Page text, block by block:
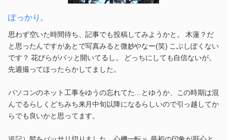
ぽっかり。
思わず空いた時間待ち、記事でも投稿してみようかと。 木蓮？だ
と思ったんですがあとで写真みると微妙やなー(笑) こぶしぽくない
です？ 花びらがパッと開いてるし。 どっちにしても自信ないが。
先週撮ってほったらかしてました。
パソコンのネット工事をゆうの忘れてた…とゆうか、この時期は混
んでるらしくどちみち来月中旬以降になるらしいので引っ越してか
らでも良いかと思ってます。